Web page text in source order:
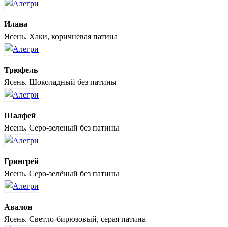
Илана
Ясень. Хаки, коричневая патина
Трюфель
Ясень. Шоколадный без патины
Шалфей
Ясень. Серо-зеленый без патины
Грингрей
Ясень. Серо-зелёный без патины
Авалон
Ясень. Светло-бирюзовый, серая патина